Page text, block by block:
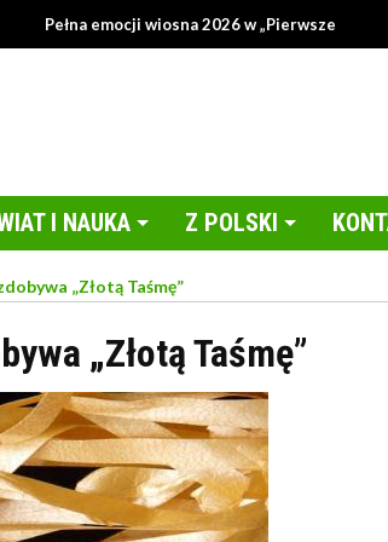
Pełna emocji wiosna 2026 w „Pierwszej miłości”!
I NAUKA Z POLSKI
„Złotą Taśmę”
„Złotą Taśmę”